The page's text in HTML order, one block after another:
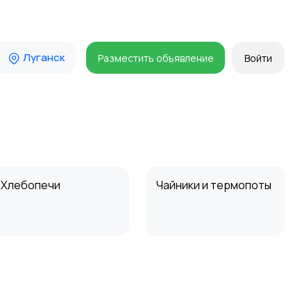
Луганск Разместить объявление Войти
Хлебопечи Чайники и термопоты